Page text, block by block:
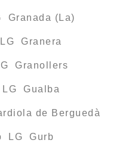
Granada (La)
Granera
Granollers
Gualba
de Berguedà
LG Gurb